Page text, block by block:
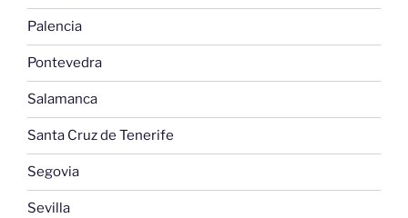
Palencia
Pontevedra
Salamanca
Santa Cruz de Tenerife
Segovia
Sevilla